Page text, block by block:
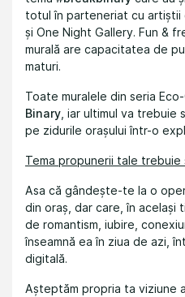
totul în parteneriat cu artiștii
și One Night Gallery. Fun &
murală are capacitatea de
maturi.
Toate muralele din seria
Binary , iar ultimul va trebuie
pe zidurile orașului într-o
Tema propunerii tale trebuie
Asa că gândește-te la o
din oraș, dar care, în același
de romantism, iubire,
înseamnă ea în ziua de azi,
digitală.
Așteptăm propria ta viziune